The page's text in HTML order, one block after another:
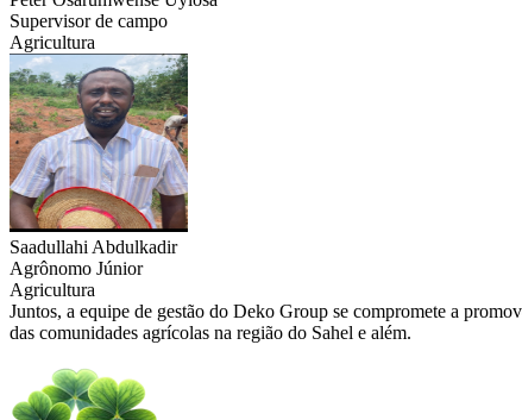
Supervisor de campo
Agricultura
Saadullahi Abdulkadir
Agrônomo Júnior
Agricultura
Juntos, a equipe de gestão do Deko Group se compromete a
das comunidades agrícolas na região do Sahel e além.